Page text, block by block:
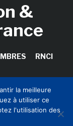
&
RNCI
CLIC France /
la meilleure
à utiliser ce
l'utilisation des